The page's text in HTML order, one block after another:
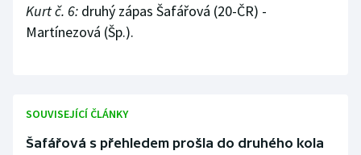
Sportovní střelba
Veslování
Kurt č. 6: druhý zápas Šafářová (20-ČR) -
Martínezová (Šp.).
SOUVISEJÍCÍ ČLÁNKY
Šafářová s přehledem prošla do druhého kola